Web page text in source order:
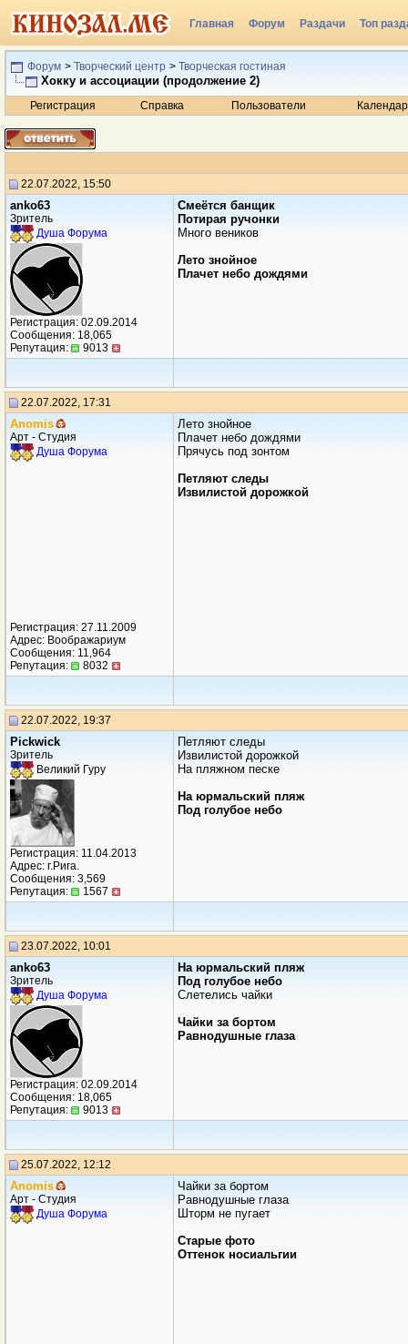
Главная Форум Раздачи Топ
Радио
Форум > Творческий центр > Творческая гостиная
Хокку и ассоциации (продолжение 2)
Регистрация Справка Пользователи
22.07.2022, 15:50
anko63
Зритель
Душа Форума
Регистрация: 02.09.2014
Сообщения: 18,065
Репутация:
9013
Смеётся банщик
Потирая ручонки
Много веников
Лето знойное
Плачет небо дождями
22.07.2022, 17:31
Anomis
Арт - Студия
Душа Форума
Регистрация: 27.11.2009
Адрес: Воображариум
Сообщения: 11,964
Репутация:
8032
Лето знойное
Плачет небо дождями
Прячусь под зонтом
Петляют следы
Извилистой дорожкой
22.07.2022, 19:37
Рickwick
Зритель
Великий Гуру
Регистрация: 11.04.2013
Адрес: г.Рига.
Сообщения: 3,569
Репутация:
1567
Петляют следы
Извилистой дорожкой
На пляжном песке
На юрмальский пляж
Под голубое небо
23.07.2022, 10:01
anko63
Зритель
Душа Форума
Регистрация: 02.09.2014
Сообщения: 18,065
Репутация:
9013
На юрмальский пляж
Под голубое небо
Слетелись чайки
Чайки за бортом
Равнодушные глаза
25.07.2022, 12:12
Anomis
Арт - Студия
Душа Форума
Чайки за бортом
Равнодушные глаза
Шторм не пугает
Старые фото
Оттенок носиальгии